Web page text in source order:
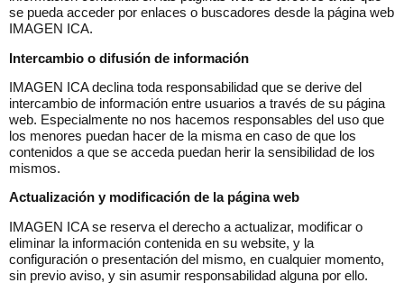
se pueda acceder por enlaces o buscadores desde la página web
IMAGEN ICA.
Intercambio o difusión de información
IMAGEN ICA declina toda responsabilidad que se derive del
intercambio de información entre usuarios a través de su página
web. Especialmente no nos hacemos responsables del uso que
los menores puedan hacer de la misma en caso de que los
contenidos a que se acceda puedan herir la sensibilidad de los
mismos.
Actualización y modificación de la página web
IMAGEN ICA se reserva el derecho a actualizar, modificar o
eliminar la información contenida en su website, y la
configuración o presentación del mismo, en cualquier momento,
sin previo aviso, y sin asumir responsabilidad alguna por ello.